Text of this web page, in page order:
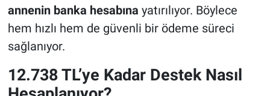
annenin banka hesabına yatırılıyor. Böylece
hem hızlı hem de güvenli bir ödeme süreci
sağlanıyor.
12.738 TL’ye Kadar Destek Nasıl